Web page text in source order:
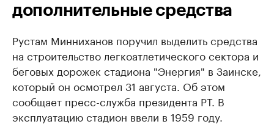
дополнительные средства
Рустам Минниханов поручил выделить средства
на строительство легкоатлетического сектора и
беговых дорожек стадиона "Энергия" в Заинске,
который он осмотрел 31 августа. Об этом
сообщает пресс-служба президента РТ. В
эксплуатацию стадион ввели в 1959 году.